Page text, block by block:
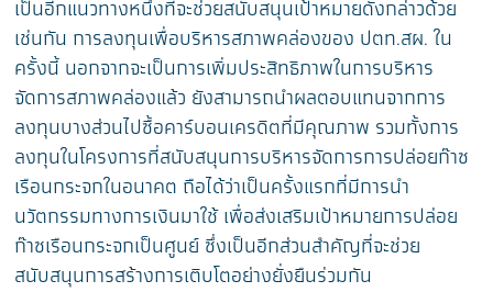
เป็นอีกแนวทางหนึ่งที่จะช่วยสนับสนุนเป้าหมายดังกล่าวด้วย
เช่นกัน การลงทุนเพื่อบริหารสภาพคล่องของ ปตท.สผ. ใน
ครั้งนี้ นอกจากจะเป็นการเพิ่มประสิทธิภาพในการบริหาร
จัดการสภาพคล่องแล้ว ยังสามารถนำผลตอบแทนจากการ
ลงทุนบางส่วนไปซื้อคาร์บอนเครดิตที่มีคุณภาพ รวมทั้งการ
ลงทุนในโครงการที่สนับสนุนการบริหารจัดการการปล่อยก๊าซ
เรือนกระจกในอนาคต ถือได้ว่าเป็นครั้งแรกที่มีการนำ
นวัตกรรมทางการเงินมาใช้ เพื่อส่งเสริมเป้าหมายการปล่อย
ก๊าซเรือนกระจกเป็นศูนย์ ซึ่งเป็นอีกส่วนสำคัญที่จะช่วย
สนับสนุนการสร้างการเติบโตอย่างยั่งยืนร่วมกัน